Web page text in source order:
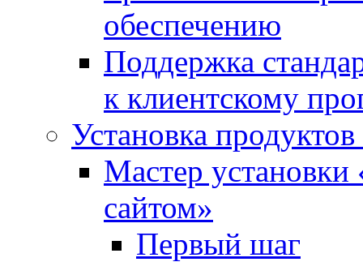
обеспечению
Поддержка
к клиентскому
Установка
Мастер
сайтом»
Первый шаг